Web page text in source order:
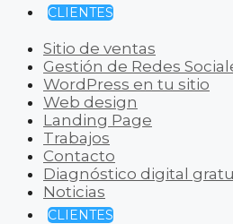
CLIENTES
Sitio de ventas
Gestión de Redes
WordPress en tu sitio
Web design
Landing Page
Trabajos
Contacto
Diagnóstico digital
Noticias
CLIENTES